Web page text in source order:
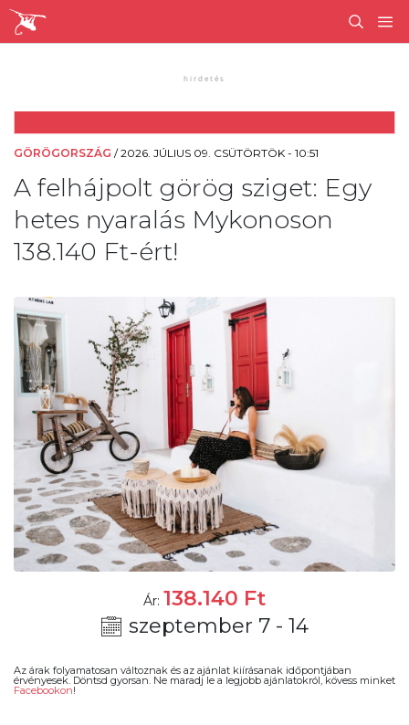
GÖRÖGORSZÁG /2026. JÚLIUS 09. CSÜTÖRTÖK - 10:51
A felhájpolt görög sziget: Egy
hetes nyaralás Mykonoson
138.140 Ft-ért!
Ár: 138.140 Ft
szeptember 7 - 14
Az árak folyamatosan változnak és az ajánlat kiírásanak időpontjában
érvényesek. Döntsd gyorsan. Ne maradj le a legjobb ajánlatokról, kövess minket
Facebookon!